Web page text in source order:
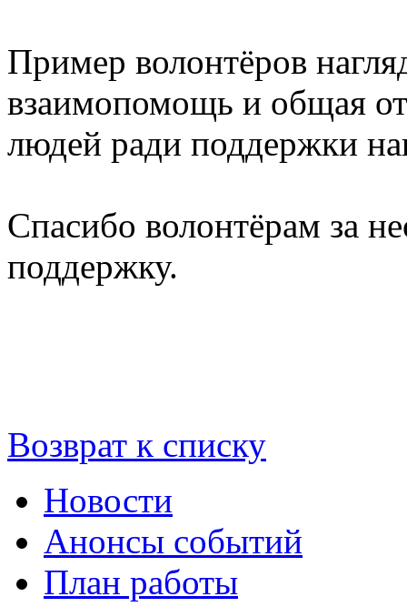
Пример волонтёров
взаимопомощь и общая
людей ради поддержки
Спасибо волонтёрам за
поддержку.
Возврат к списку
Новости
Анонсы событий
План работы